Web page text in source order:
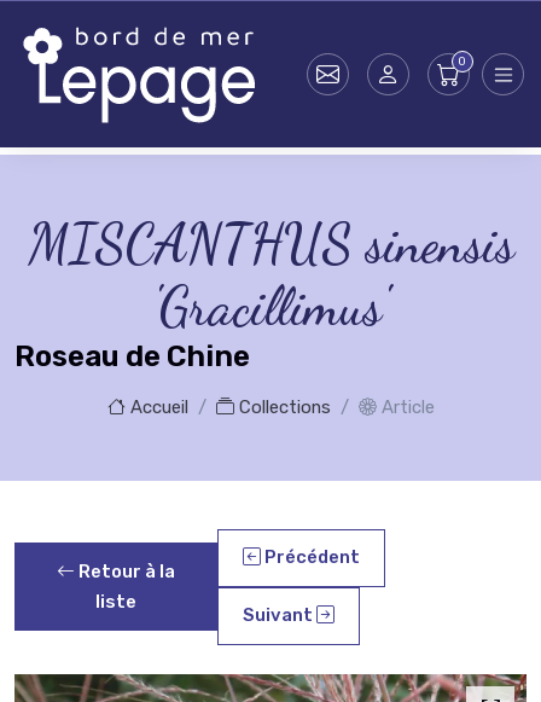
MISCANTHUS sinensis
'Gracillimus'
Roseau de Chine
Accueil Collections Article
Retour à la
liste
Précédent
Suivant